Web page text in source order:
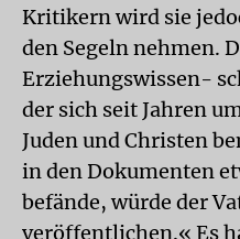
Kritikern wird sie
den Segeln nehmen.
Erziehungswissen-
der sich seit Jahren
Juden und Christen
in den Dokumenten
befände, würde der
veröffentlichen.« Es